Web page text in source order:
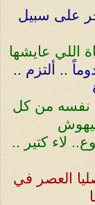
على سبيل
اللي عايشها
.. ألتزم ..
نفسه من كل
لاء كتير ..
العصر في